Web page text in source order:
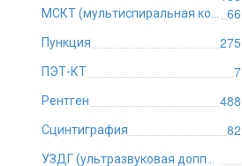
66
Пункция 275
ПЭТ-КТ 7
Рентген 488
Сцинтиграфия 82